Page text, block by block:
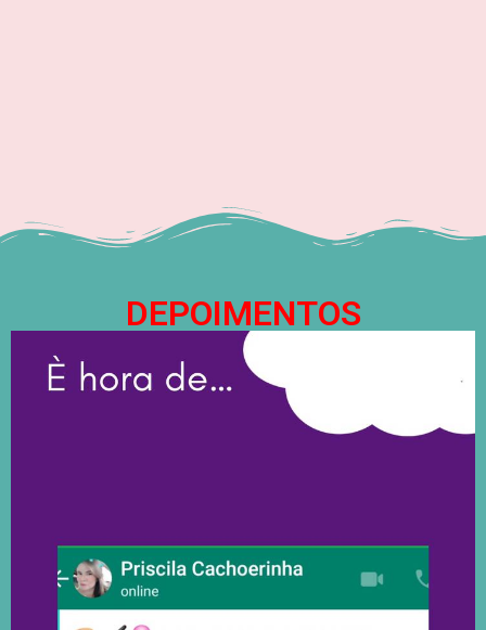
DEPOIMENTOS